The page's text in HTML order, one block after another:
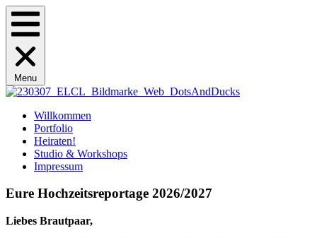
Menu
Willkommen
Portfolio
Heiraten!
Studio & Workshops
Impressum
Eure Hochzeitsreportage 2026/2027
Liebes Brautpaar,